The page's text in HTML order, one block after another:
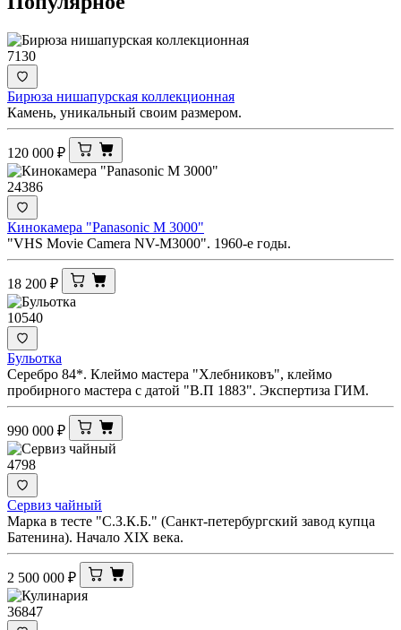
7130
Бирюза нишапурская коллекционная
Камень, уникальный своим размером.
120 000 ₽
24386
Кинокамера "Panasonic M 3000"
"VHS Movie Camera NV-M3000". 1960-е годы.
18 200 ₽
10540
Бульотка
Серебро 84*. Клеймо мастера "Хлебниковъ", клеймо
пробирного мастера с датой "В.П 1883". Экспертиза ГИМ.
990 000 ₽
4798
Сервиз чайный
Марка в тесте "С.З.К.Б." (Санкт-петербургский завод купца
Батенина). Начало XIX века.
2 500 000 ₽
36847